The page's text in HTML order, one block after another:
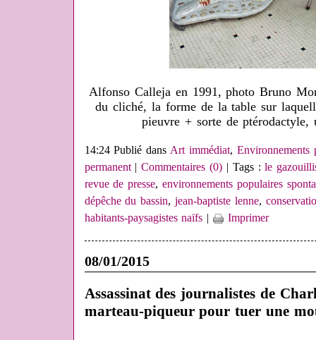
Alfonso Calleja en 1991, photo Bruno
du cliché, la forme de la table sur
pieuvre + sorte de ptérodactyle,
14:24 Publié dansArt immédiat, Environnements
permanent|Commentaires (0) | Tags :le
revue de presse,environnements populaires
dépêche du bassin,jean-baptiste lenne,
habitants-paysagistes naïfs | Imprimer
08/01/2015
Assassinat des journalistes de
marteau-piqueur pour tuer une